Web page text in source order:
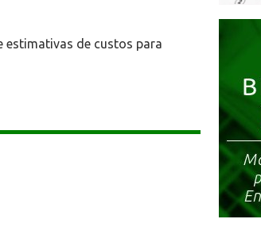
estimativas de custos para